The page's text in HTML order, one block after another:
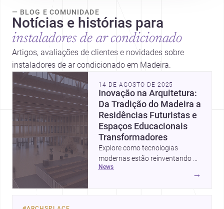
— BLOG E COMUNIDADE
Notícias e histórias para
instaladores de ar condicionado
Artigos, avaliações de clientes e novidades sobre
instaladores de ar condicionado em Madeira.
14 DE AGOSTO DE 2025
Inovação na Arquitetura:
Da Tradição do Madeira a
Residências Futuristas e
Espaços Educacionais
Transformadores
Explore como tecnologias
modernas estão reinventando o
uso de madeira na construção,
news
→